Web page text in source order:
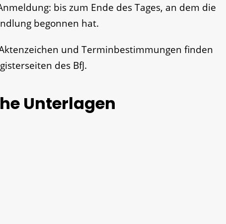
bis zum Ende des Tages, an dem die
begonnen hat.
und Terminbestimmungen finden
des BfJ.
Unterlagen